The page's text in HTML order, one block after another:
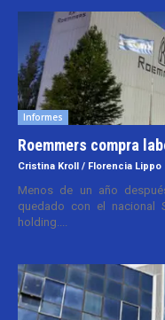
Informes
Roemmers compra
Cristina Kroll / Florencia Lippo
Menos de un año
quedado con el nacional
holding....